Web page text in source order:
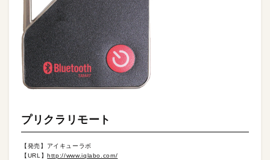
プリクラリモート
【発売】アイキューラボ
【URL】http://www.iqlabo.com/